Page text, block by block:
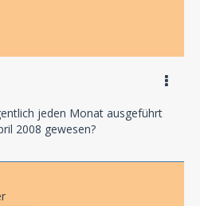
jeden Monat ausgeführt
2008 gewesen?